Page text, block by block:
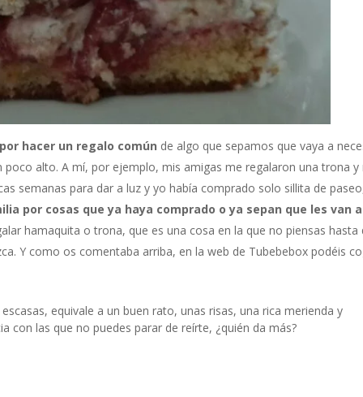
hacer un regalo común de algo que sepamos que vaya a
alto. A mí, por ejemplo, mis amigas me regalaron una trona
semanas para dar a luz y yo había comprado solo sillita de
por cosas que ya haya comprado o ya sepan que les van
hamaquita o trona, que es una cosa en la que no piensas hasta
Y como os comentaba arriba, en la web de Tubebebox podéis
equivale a un buen rato, unas risas, una rica merienda y
con las que no puedes parar de reírte, ¿quién da más?